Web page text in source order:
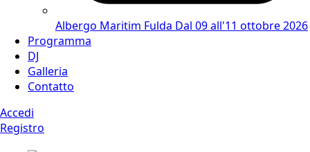
Albergo Maritim Fulda Dal 09 all'11 ottobre 2026
Programma
DJ
Galleria
Contatto
Accedi
Registro